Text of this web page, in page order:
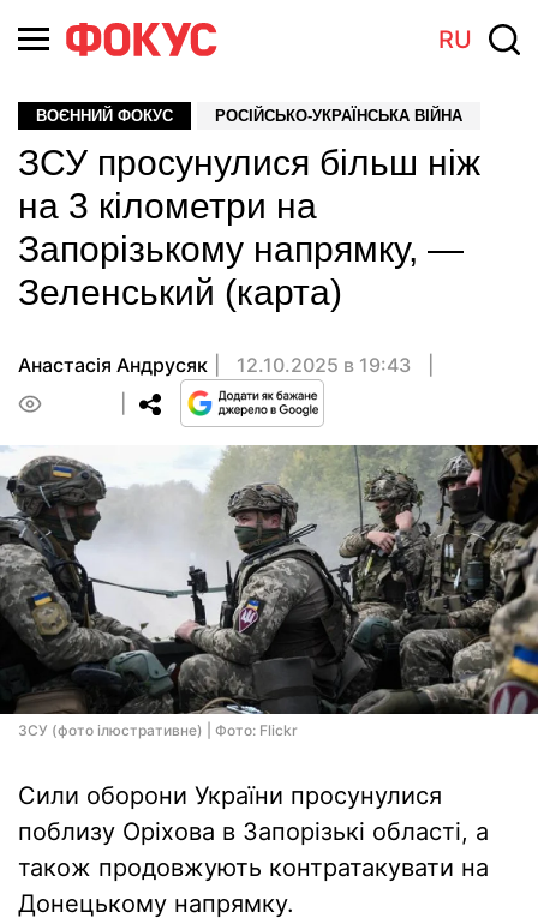
RU
ВОЄННИЙ ФОКУС РОСІЙСЬКО-УКРАЇНСЬКА ВІЙНА
ЗСУ просунулися більш ніж
на 3 кілометри на
Запорізькому напрямку, —
Зеленський (карта)
Анастасiя Андрусяк
12.10.2025 в 19:43
ЗСУ (фото ілюстративне) | Фото: Flickr
Сили оборони України просунулися
поблизу Оріхова в Запорізькі області, а
також продовжують контратакувати на
Донецькому напрямку.